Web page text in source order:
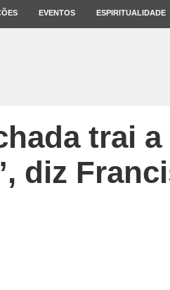
EVENTOS ESPIRITUALIDADE
trai
diz